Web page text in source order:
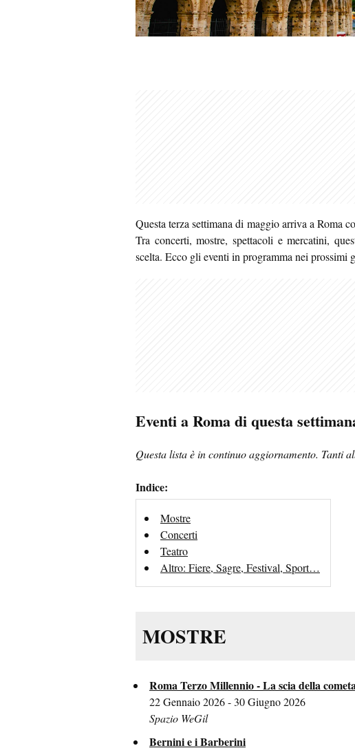
Questa terza settimana di maggio arriva a Roma
Tra concerti, mostre, spettacoli e mercatini,
scelta. Ecco gli eventi in programma nei prossimi
Eventi a Roma di questa
Questa lista è in continuo aggiornamento. Tanti
Indice:
Mostre
Concerti
Teatro
Altro: Fiere, Sagre, Festival, Sport…
MOSTRE
Roma Terzo Millennio - La scia della
22 Gennaio 2026 - 30 Giugno 2026
Spazio WeGil
Bernini e i Barberini